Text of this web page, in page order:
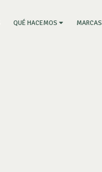
(CURRENT)
QUÉ HACEMOS